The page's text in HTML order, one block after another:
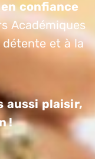
confiance
Académiques
détente et à la
aussi plaisir,
!